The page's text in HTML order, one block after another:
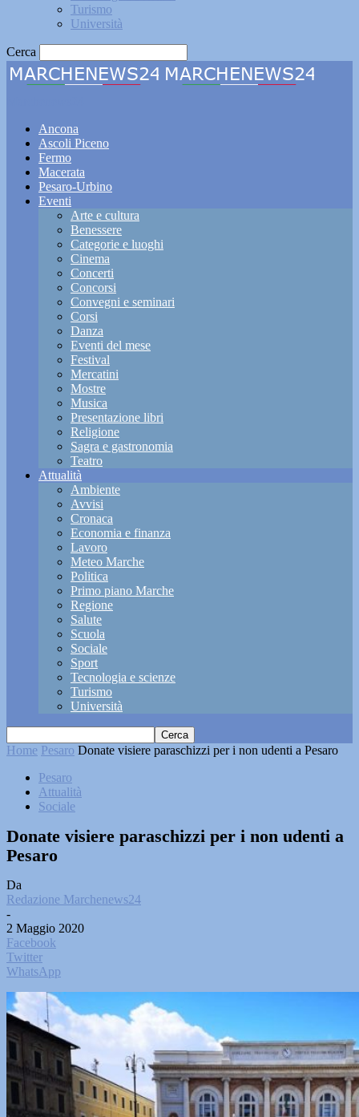
Turismo
Università
Cerca
Ancona
Ascoli Piceno
Fermo
Macerata
Pesaro-Urbino
Eventi
Arte e cultura
Benessere
Categorie e luoghi
Cinema
Concerti
Concorsi
Convegni e seminari
Corsi
Danza
Eventi del mese
Festival
Mercatini
Mostre
Musica
Presentazione libri
Religione
Sagra e gastronomia
Teatro
Attualità
Ambiente
Avvisi
Cronaca
Economia e finanza
Lavoro
Meteo Marche
Politica
Primo piano Marche
Regione
Salute
Scuola
Sociale
Sport
Tecnologia e scienze
Turismo
Università
Home Pesaro Donate visiere paraschizzi per i non udenti a Pesaro
Pesaro
Attualità
Sociale
Donate visiere paraschizzi per i non udenti a
Pesaro
Da
Redazione Marchenews24
-
2 Maggio 2020
Facebook
Twitter
WhatsApp